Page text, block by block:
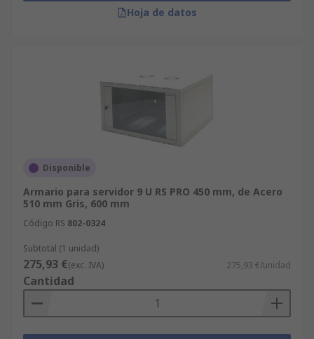
Hoja de datos
Disponible
Armario para servidor 9 U RS PRO 450 mm, de Acero
510 mm Gris, 600 mm
Código RS 802-0324
Subtotal (1 unidad)
275,93 €(exc. IVA) 275,93 €/unidad
Cantidad